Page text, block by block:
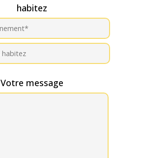
habitez
Votre message